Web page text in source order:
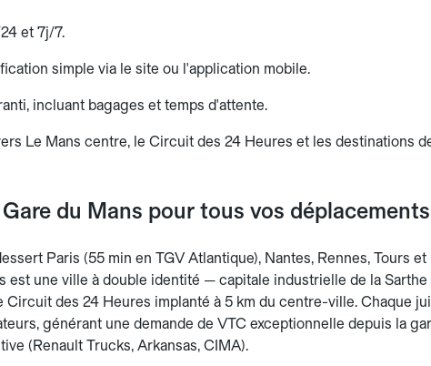
et 7j/7.
simple via le site ou l'application mobile.
incluant bagages et temps d'attente.
Le Mans centre, le Circuit des 24 Heures et les destinations
du Mans pour tous vos déplacements
Paris (55 min en TGV Atlantique), Nantes, Rennes, Tours
est une ville à double identité — capitale industrielle de la
Circuit des 24 Heures implanté à 5 km du centre-ville. Chaque
générant une demande de VTC exceptionnelle depuis la
(Renault Trucks, Arkansas, CIMA).